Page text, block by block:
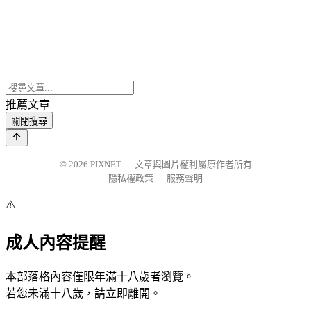
推薦文章
關閉搜尋
© 2026 PIXNET
文章與圖片權利屬原作者所有
隱私權政策
服務聲明
⚠️
成人內容提醒
本部落格內容僅限年滿十八歲者瀏覽。
若您未滿十八歲，請立即離開。